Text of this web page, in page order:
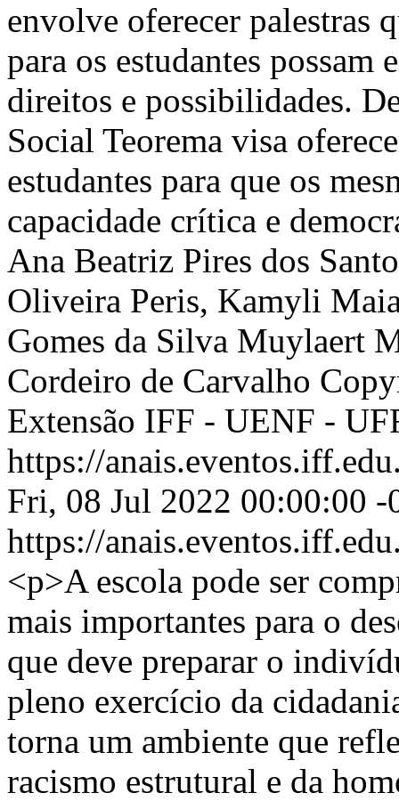
envolve oferecer palestras
para os estudantes possam
direitos e possibilidades.
Social Teorema visa
estudantes para que os
capacidade crítica e
Ana Beatriz Pires dos
Oliveira Peris, Kamyli
Gomes da Silva Muylaert
Cordeiro de Carvalho
Extensão IFF - UENF -
https://
Fri, 08 Jul 2022 00:00:00 -
https://
<p>A escola pode ser
mais importantes para o
que deve preparar o
pleno exercício da
torna um ambiente que
racismo estrutural e da